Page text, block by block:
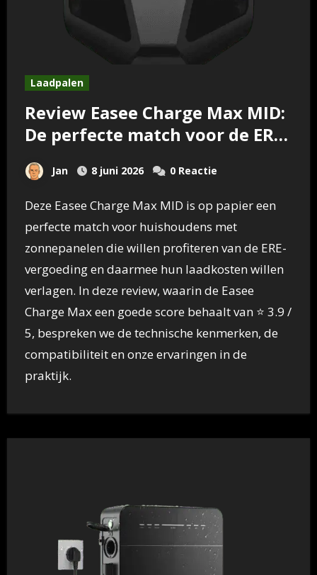
Laadpalen
Review Easee Charge Max MID:
De perfecte match voor de ERE-
Jan 8 juni 2026 0 Reactie
Deze Easee Charge Max MID is op papier een
perfecte match voor huishoudens met
zonnepanelen die willen profiteren van de ERE-
vergoeding en daarmee hun laadkosten willen
verlagen. In deze review, waarin de Easee
Charge Max een goede score behaalt van ⭐ 3.9 /
5, bespreken we de technische kenmerken, de
compatibiliteit en onze ervaringen in de
praktijk.